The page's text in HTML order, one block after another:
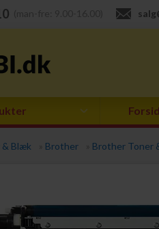
& Blæk Brother Brother Toner